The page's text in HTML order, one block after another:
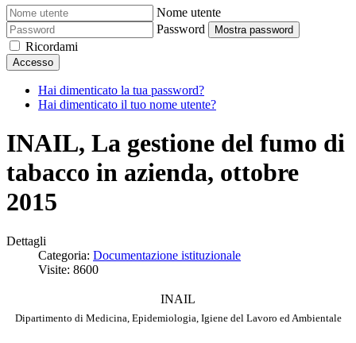
Nome utente
Password
Mostra password
Ricordami
Accesso
Hai dimenticato la tua password?
Hai dimenticato il tuo nome utente?
INAIL, La gestione del fumo di
tabacco in azienda, ottobre
2015
Dettagli
Categoria: Documentazione istituzionale
Visite: 8600
INAIL
Dipartimento di Medicina, Epidemiologia, Igiene del Lavoro ed Ambientale